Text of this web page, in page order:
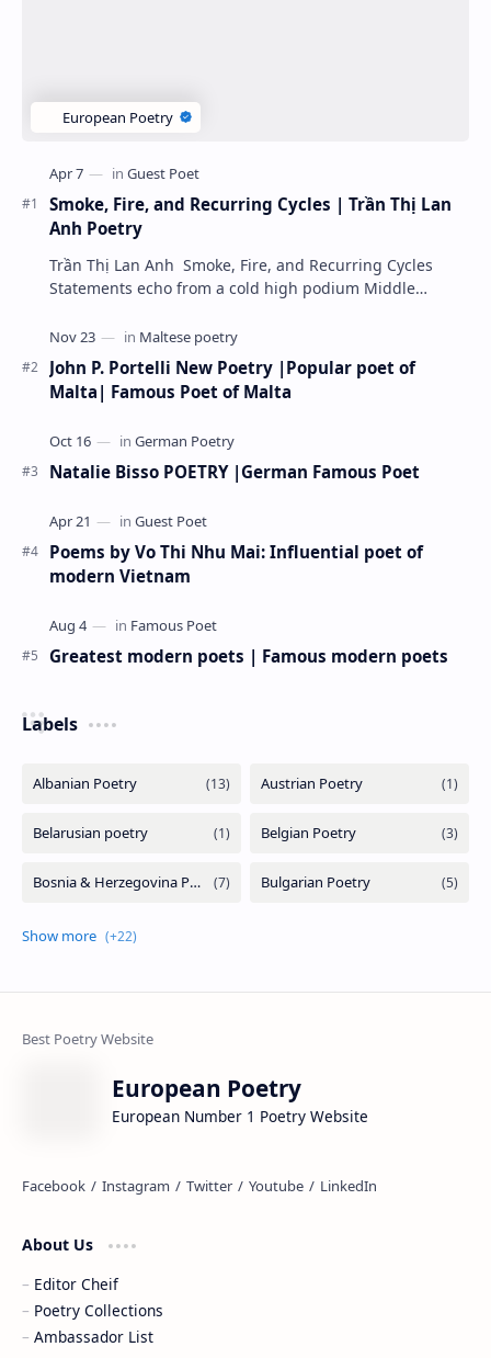
Smoke, Fire, and Recurring Cycles | Trần Thị Lan
Anh Poetry
Trần Thị Lan Anh Smoke, Fire, and Recurring Cycles
Statements echo from a cold high podium Middle
John P. Portelli New Poetry |Popular poet of
Malta| Famous Poet of Malta
Natalie Bisso POETRY |German Famous Poet
Poems by Vo Thi Nhu Mai: Influential poet of
modern Vietnam
Greatest modern poets | Famous modern poets
Labels
European Poetry
European Number 1 Poetry Website
About Us
Editor Cheif
Poetry Collections
Ambassador List